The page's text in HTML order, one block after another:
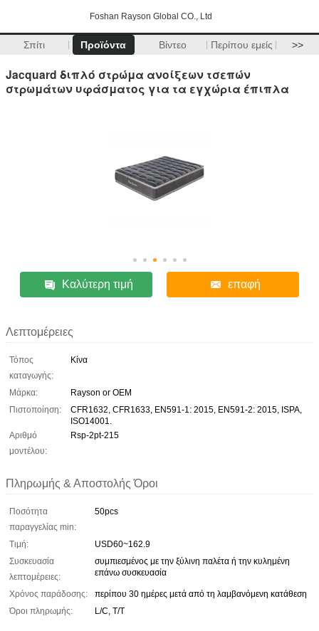
Foshan Rayson Global CO., Ltd
Σπίτι Προϊόντα Βίντεο Περίπου εμείς >>
Jacquard διπλό στρώμα ανοίξεων τσεπών
στρωμάτων υφάσματος για τα εγχώρια έπιπλα
Καλύτερη τιμή επαφή
Λεπτομέρειες
Τόπος
καταγωγής:
Κίνα
Μάρκα:
Rayson or OEM
Πιστοποίηση:
CFR1632, CFR1633, EN591-1: 2015, EN591-2: 2015, ISPA,
ISO14001.
Αριθμό
μοντέλου:
Rsp-2pt-215
Πληρωμής & Αποστολής Όροι
Ποσότητα
παραγγελίας min:
50pcs
Τιμή:
USD60~162.9
Συσκευασία
λεπτομέρειες:
συμπιεσμένος με την ξύλινη παλέτα ή την κυλημένη
επάνω συσκευασία
Χρόνος παράδοσης:
περίπου 30 ημέρες μετά από τη λαμβανόμενη κατάθεση
Όροι πληρωμής:
L/C, T/T